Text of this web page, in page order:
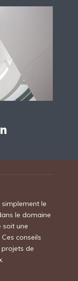
le
le domaine
soit une
conseils
de